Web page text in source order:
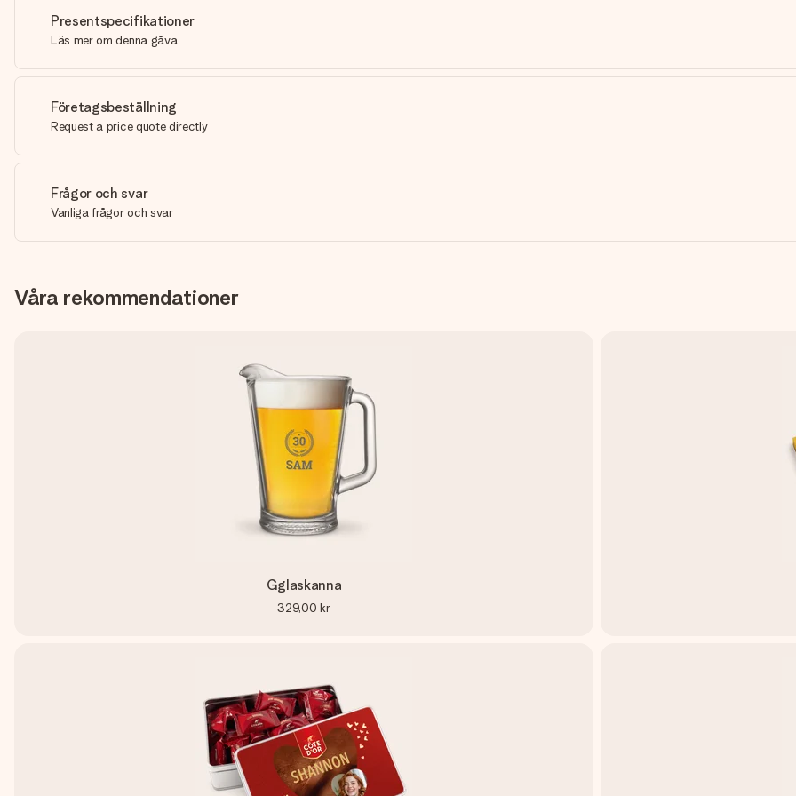
Presentspecifikationer
Läs mer om denna gåva
Företagsbeställning
Request a price quote directly
Frågor och svar
Vanliga frågor och svar
Våra rekommendationer
Gglaskanna
329,00 kr